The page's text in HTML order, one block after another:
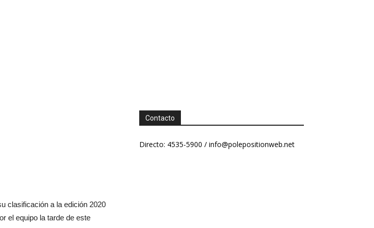
clasificación a la edición 2020
el equipo la tarde de este
Contacto
Directo: 4535-5900 / info@polepositionweb.net